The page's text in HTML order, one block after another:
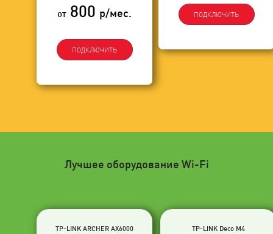
от 800 р/мес.
ПОДКЛЮЧИТЬ
ПОДКЛЮЧИТЬ
Лучшее оборудование Wi-Fi
TP-LINK ARCHER AX6000 TP-LINK Deco M4